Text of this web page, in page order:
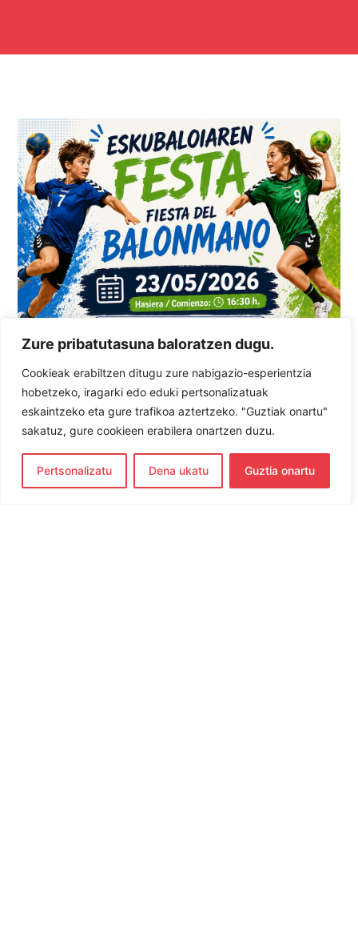
Zure pribatutasuna baloratzen dugu.
Cookieak erabiltzen ditugu zure nabigazio-esperientzia
hobetzeko, iragarki edo eduki pertsonalizatuak
eskaintzeko eta gure trafikoa aztertzeko. "Guztiak onartu"
sakatuz, gure cookieen erabilera onartzen duzu.
Pertsonalizatu Dena ukatu Guztia onartu